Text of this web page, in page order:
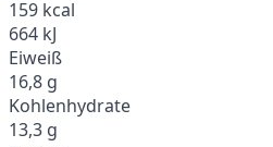
159 kcal
664 kJ
Eiweiß
16,8 g
Kohlenhydrate
13,3 g